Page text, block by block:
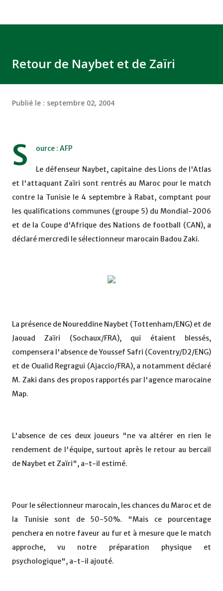
Retour de Naybet et de Zaïri
Publié le : septembre 02, 2004
S ource : AFP
Le défenseur Naybet, capitaine des Lions de l'Atlas
et l'attaquant Zaïri sont rentrés au Maroc pour le match
contre la Tunisie le 4 septembre à Rabat, comptant pour
les qualifications communes (groupe 5) du Mondial-2006
et de la Coupe d'Afrique des Nations de football (CAN), a
déclaré mercredi le sélectionneur marocain Badou Zaki.
La présence de Noureddine Naybet (Tottenham/ENG) et de
Jaouad Zaïri (Sochaux/FRA), qui étaient blessés,
compensera l'absence de Youssef Safri (Coventry/D2/ENG)
et de Oualid Regragui (Ajaccio/FRA), a notamment déclaré
M. Zaki dans des propos rapportés par l'agence marocaine
Map.
L'absence de ces deux joueurs "ne va altérer en rien le
rendement de l'équipe, surtout après le retour au bercail
de Naybet et Zaïri", a-t-il estimé.
Pour le sélectionneur marocain, les chances du Maroc et de
la Tunisie sont de 50-50%. "Mais ce pourcentage
penchera en notre faveur au fur et à mesure que le match
approche, vu notre préparation physique et
psychologique", a-t-il ajouté.